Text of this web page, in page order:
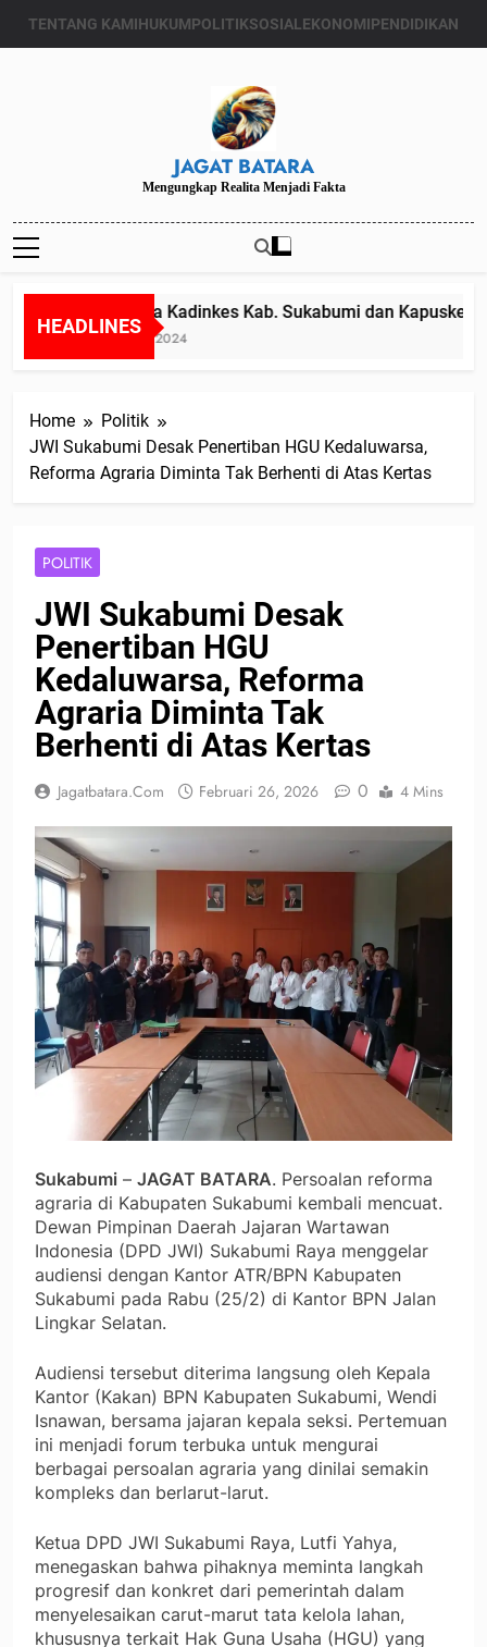
TENTANG KAMIHUKUMPOLITIKSOSIALEKONOMIPENDIDIKAN
JAGAT BATARA
Mengungkap Realita Menjadi Fakta
HEADLINES
Diduga Kadinkes Kab. Sukabumi dan
Juli 24, 2024
Home
Politik
JWI Sukabumi Desak Penertiban HGU Kedaluwarsa,
Reforma Agraria Diminta Tak Berhenti di Atas Kertas
POLITIK
JWI Sukabumi Desak
Penertiban HGU
Kedaluwarsa, Reforma
Agraria Diminta Tak
Berhenti di Atas Kertas
Jagatbatara.com Februari 26, 2026 0 4 Mins
Sukabumi – JAGAT BATARA. Persoalan reforma
agraria di Kabupaten Sukabumi kembali mencuat.
Dewan Pimpinan Daerah Jajaran Wartawan
Indonesia (DPD JWI) Sukabumi Raya menggelar
audiensi dengan Kantor ATR/BPN Kabupaten
Sukabumi pada Rabu (25/2) di Kantor BPN Jalan
Lingkar Selatan.
Audiensi tersebut diterima langsung oleh Kepala
Kantor (Kakan) BPN Kabupaten Sukabumi, Wendi
Isnawan, bersama jajaran kepala seksi. Pertemuan
ini menjadi forum terbuka untuk mengurai
berbagai persoalan agraria yang dinilai semakin
kompleks dan berlarut-larut.
Ketua DPD JWI Sukabumi Raya, Lutfi Yahya,
menegaskan bahwa pihaknya meminta langkah
progresif dan konkret dari pemerintah dalam
menyelesaikan carut-marut tata kelola lahan,
khususnya terkait Hak Guna Usaha (HGU) yang